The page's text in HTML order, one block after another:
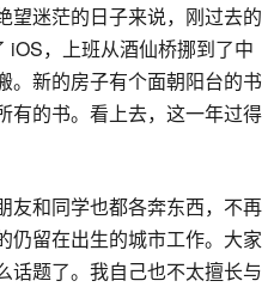
望迷茫的日子来说，刚过去的
iOS，上班从酒仙桥挪到了中
。新的房子有个面朝阳台的书
有的书。看上去，这一年过得
友和同学也都各奔东西，不再
仍留在出生的城市工作。大家
话题了。我自己也不太擅长与